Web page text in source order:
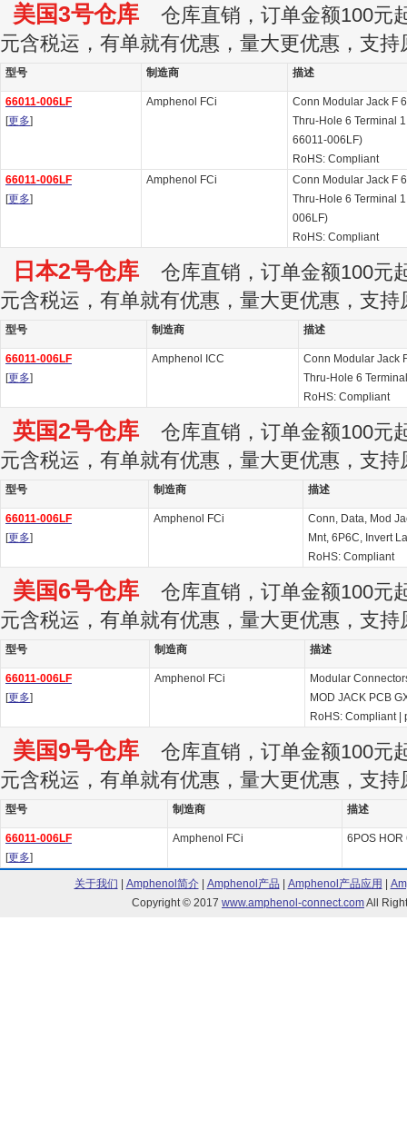
美国3号仓库 仓库直销，订单金额100元
元含税运，有单就有优惠，量大更优惠，支持
型号 制造商 描述
66011-006LF
[更多]
Amphenol FCi
Conn Modular Jack F
Thru-Hole 6 Terminal
66011-006LF)
RoHS: Compliant
66011-006LF
[更多]
Amphenol FCi
Conn Modular Jack F
Thru-Hole 6 Terminal
006LF)
RoHS: Compliant
日本2号仓库 仓库直销，订单金额100元
元含税运，有单就有优惠，量大更优惠，支持
型号 制造商 描述
66011-006LF
[更多]
Amphenol ICC
Conn Modular Jack
Thru-Hole 6
RoHS: Compliant
英国2号仓库 仓库直销，订单金额100元
元含税运，有单就有优惠，量大更优惠，支持
型号 制造商 描述
66011-006LF
[更多]
Amphenol FCi
Conn, Data, Mod
Mnt, 6P6C, Invert
RoHS: Compliant
美国6号仓库 仓库直销，订单金额100元
元含税运，有单就有优惠，量大更优惠，支持
型号 制造商 描述
66011-006LF
[更多]
Amphenol FCi
Modular
MOD JACK PCB
RoHS: Compliant
美国9号仓库 仓库直销，订单金额100元
元含税运，有单就有优惠，量大更优惠，支持
型号 制造商 描述
66011-006LF
[更多]
Amphenol FCi 6POS HOR
关于我们 Amphenol简介| Amphenol产品 Amphenol产品应用
Copyright © 2017 www.amphenol-connect.comAll